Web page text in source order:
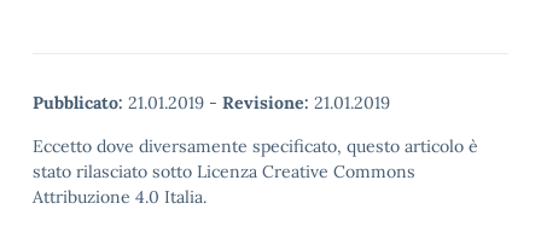
Pubblicato: 21.01.2019 - Revisione: 21.01.2019
Eccetto dove diversamente specificato, questo articolo è
stato rilasciato sotto Licenza Creative Commons
Attribuzione 4.0 Italia.